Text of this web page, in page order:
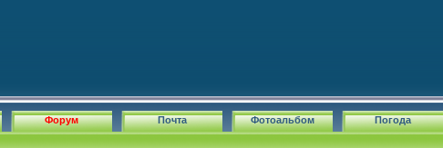
Погода
Фотоальбом
Почта
Форум